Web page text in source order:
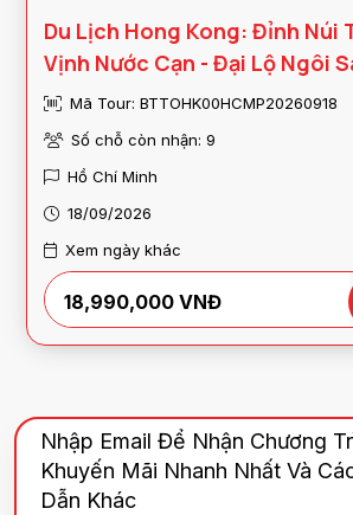
Du Lịch Hong Kong: Đỉnh Núi
Vịnh Nước Cạn - Đại Lộ Ngôi
DayMã Tour: BTTOHK00HCMP20260918
Số chỗ còn nhận: 9
Hồ Chí Minh
18/09/2026
Xem ngày khác
18,990,000 VNĐ
Nhập Email Để Nhận Chương
Khuyến Mãi Nhanh Nhất Và
Dẫn Khác